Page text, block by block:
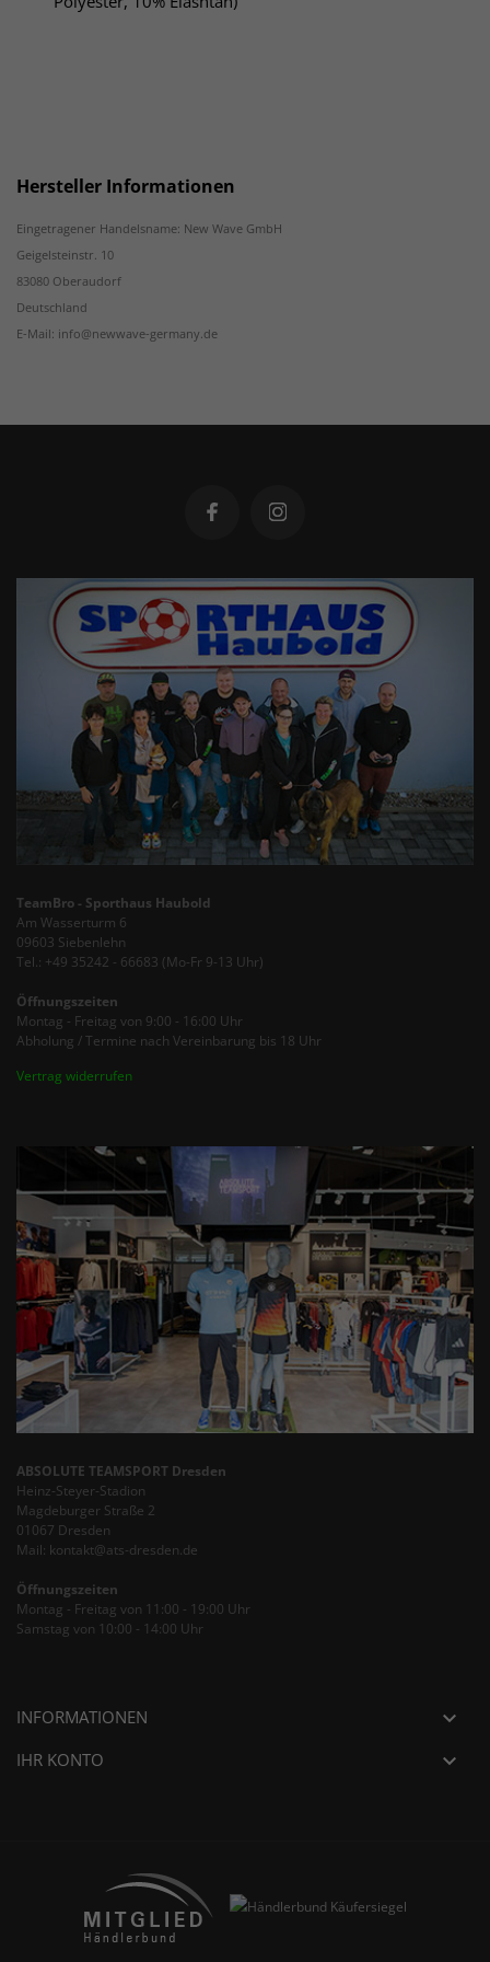
Hersteller Informationen
Eingetragener Handelsname: New Wave GmbH
Geigelsteinstr. 10
83080 Oberaudorf
Deutschland
E-Mail: info@newwave-germany.de
TeamBro - Sporthaus Haubold
Am Wasserturm 6
09603 Siebenlehn
Tel.: +49 35242 - 66683 (Mo-Fr 9-13 Uhr)
Öffnungszeiten
Montag - Freitag von 9:00 - 16:00 Uhr
Abholung / Termine nach Vereinbarung bis 18 Uhr
Vertrag widerrufen
ABSOLUTE TEAMSPORT Dresden
Heinz-Steyer-Stadion
Magdeburger Straße 2
01067 Dresden
Mail: kontakt@ats-dresden.de
Öffnungszeiten
Montag - Freitag von 11:00 - 19:00 Uhr
Samstag von 10:00 - 14:00 Uhr
INFORMATIONEN 
IHR KONTO 